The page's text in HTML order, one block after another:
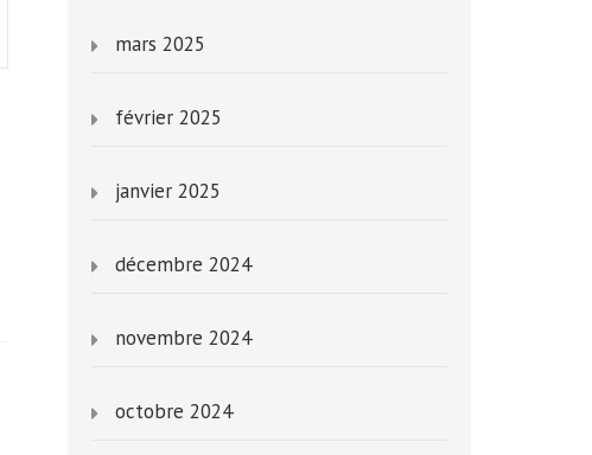
mars 2025
février 2025
janvier 2025
décembre 2024
novembre 2024
octobre 2024